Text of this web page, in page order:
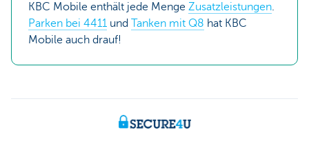
KBC Mobile enthält jede Menge Zusatzleistungen.
Parken bei 4411 und Tanken mit Q8 hat KBC
Mobile auch drauf!